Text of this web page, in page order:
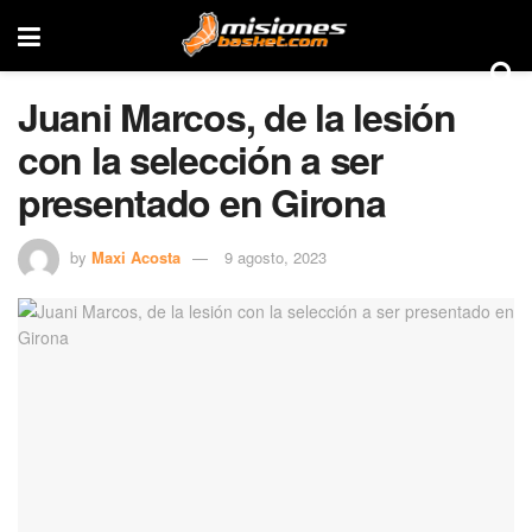
Juani Marcos, de la lesión
con la selección a ser
presentado en Girona
by Maxi Acosta 9 agosto, 2023